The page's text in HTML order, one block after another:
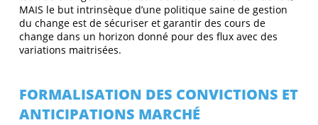
MAIS le but intrinsèque d’une politique saine de gestion
du change est de sécuriser et garantir des cours de
change dans un horizon donné pour des flux avec des
variations maitrisées.
FORMALISATION DES CONVICTIONS ET
ANTICIPATIONS MARCHÉ